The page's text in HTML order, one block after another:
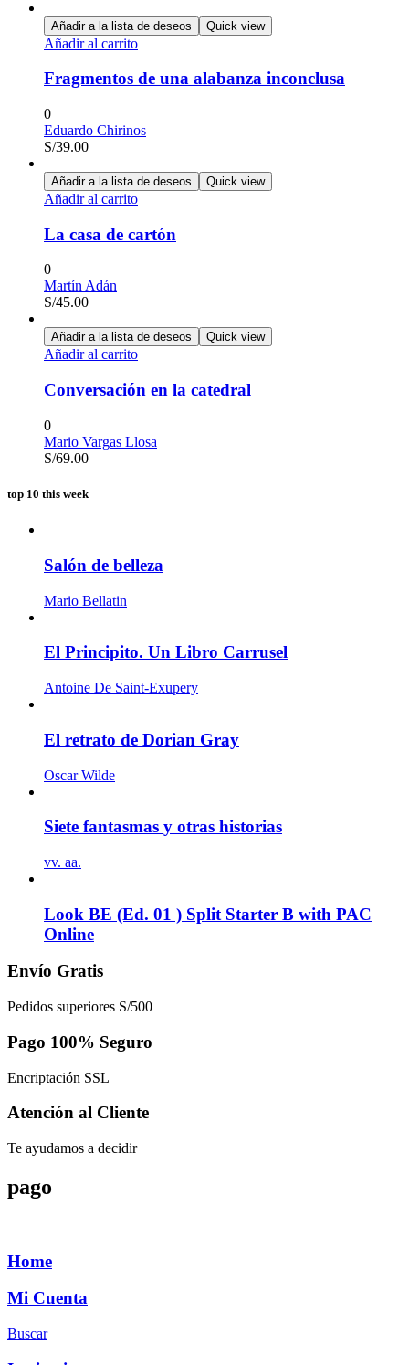
Añadir a la lista de deseos Quick view
Añadir al carrito
Fragmentos de una alabanza inconclusa
0
Eduardo Chirinos
S/39.00
Añadir a la lista de deseos Quick view
Añadir al carrito
La casa de cartón
0
Martín Adán
S/45.00
Añadir a la lista de deseos Quick view
Añadir al carrito
Conversación en la catedral
0
Mario Vargas Llosa
S/69.00
top 10 this week
Salón de belleza
Mario Bellatin
El Principito. Un Libro Carrusel
Antoine De Saint-Exupery
El retrato de Dorian Gray
Oscar Wilde
Siete fantasmas y otras historias
vv. aa.
Look BE (Ed. 01 ) Split Starter B with PAC
Online
Envío Gratis
Pedidos superiores S/500
Pago 100% Seguro
Encriptación SSL
Atención al Cliente
Te ayudamos a decidir
pago
Home
Mi Cuenta
Buscar